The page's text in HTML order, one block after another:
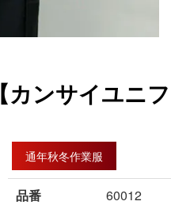
【カンサイユニ
通年秋冬作業服
品番
60012